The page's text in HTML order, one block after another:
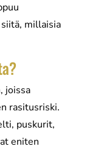
millaisia
joissa
rasitusriski.
puskurit,
eniten